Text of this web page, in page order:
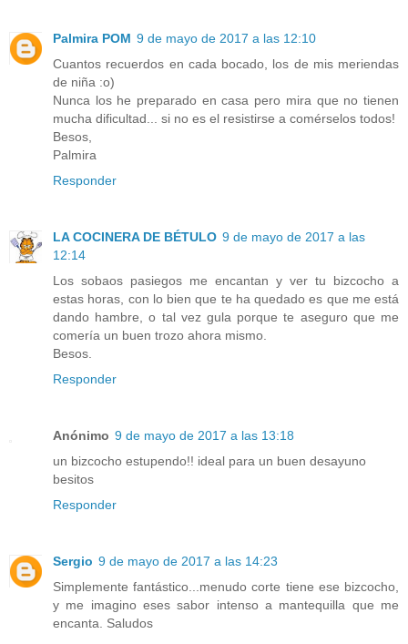
Palmira POM 9 de mayo de 2017 a las 12:10
Cuantos recuerdos en cada bocado, los de mis meriendas
de niña :o)
Nunca los he preparado en casa pero mira que no tienen
mucha dificultad... si no es el resistirse a comérselos todos!
Besos,
Palmira
Responder
LA COCINERA DE BÉTULO 9 de mayo de 2017 a las
12:14
Los sobaos pasiegos me encantan y ver tu bizcocho a
estas horas, con lo bien que te ha quedado es que me está
dando hambre, o tal vez gula porque te aseguro que me
comería un buen trozo ahora mismo.
Besos.
Responder
Anónimo 9 de mayo de 2017 a las 13:18
un bizcocho estupendo!! ideal para un buen desayuno
besitos
Responder
Sergio 9 de mayo de 2017 a las 14:23
Simplemente fantástico...menudo corte tiene ese bizcocho,
y me imagino eses sabor intenso a mantequilla que me
encanta. Saludos